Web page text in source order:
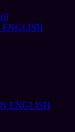
ENGLISH